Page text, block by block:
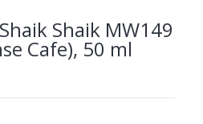
Shaik MW149
Cafe), 50 ml